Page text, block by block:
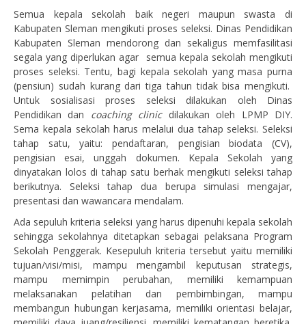
Semua kepala sekolah baik negeri maupun swasta di
Kabupaten Sleman mengikuti proses seleksi. Dinas Pendidikan
Kabupaten Sleman mendorong dan sekaligus memfasilitasi
segala yang diperlukan agar semua kepala sekolah mengikuti
proses seleksi. Tentu, bagi kepala sekolah yang masa purna
(pensiun) sudah kurang dari tiga tahun tidak bisa mengikuti.
Untuk sosialisasi proses seleksi dilakukan oleh Dinas
Pendidikan dan coaching clinicdilakukan oleh LPMP DIY.
Sema kepala sekolah harus melalui dua tahap seleksi. Seleksi
tahap satu, yaitu: pendaftaran, pengisian biodata (CV),
pengisian esai, unggah dokumen. Kepala Sekolah yang
dinyatakan lolos di tahap satu berhak mengikuti seleksi tahap
berikutnya. Seleksi tahap dua berupa simulasi mengajar,
presentasi dan wawancara mendalam.
Ada sepuluh kriteria seleksi yang harus dipenuhi kepala sekolah
sehingga sekolahnya ditetapkan sebagai pelaksana Program
Sekolah Penggerak. Kesepuluh kriteria tersebut yaitu memiliki
tujuan/visi/misi, mampu mengambil keputusan strategis,
mampu memimpin perubahan, memiliki kemampuan
melaksanakan pelatihan dan pembimbingan, mampu
membangun hubungan kerjasama, memiliki orientasi belajar,